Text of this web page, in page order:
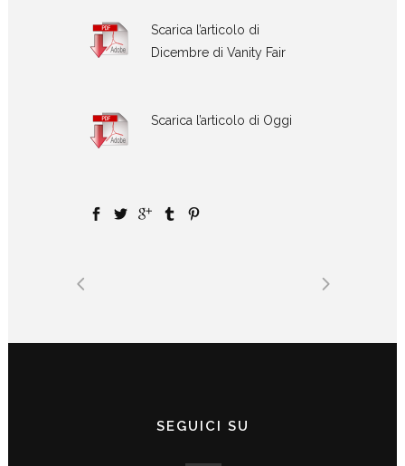
Scarica l’articolo di
Dicembre di Vanity Fair
Scarica l’articolo di Oggi
SEGUICI SU